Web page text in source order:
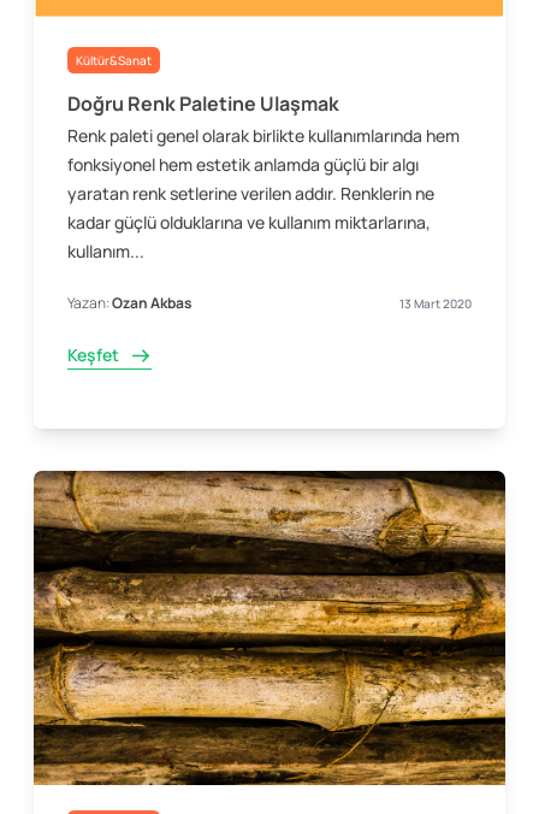
Kültür&Sanat
Doğru Renk Paletine Ulaşmak
Renk paleti genel olarak birlikte kullanımlarında hem
fonksiyonel hem estetik anlamda güçlü bir algı
yaratan renk setlerine verilen addır. Renklerin ne
kadar güçlü olduklarına ve kullanım miktarlarına,
kullanım...
Yazan:Ozan Akbas 13 Mart 2020
Keşfet